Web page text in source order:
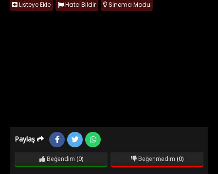
Listeye Ekle Hata Bildir Sinema Modu
Paylaş
Beğendim (0) Beğenmedim (0)